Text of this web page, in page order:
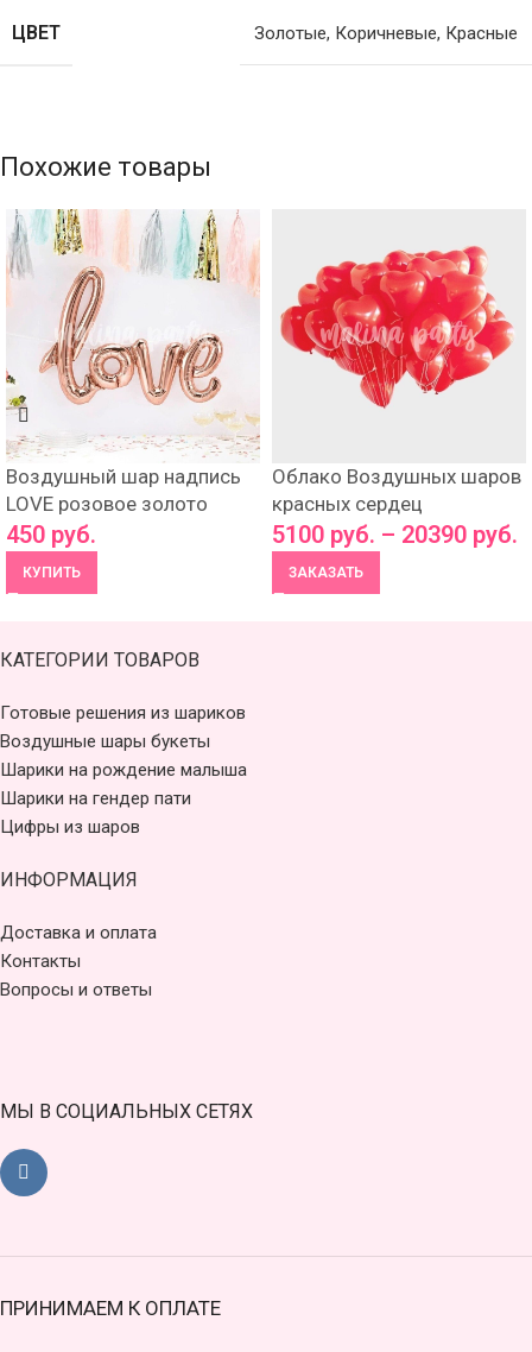
ЦВЕТ
Золотые, Коричневые, Красные
Похожие товары
Воздушный шар надпись
LOVE розовое золото
450 руб.
КУПИТЬ
Облако Воздушных шаров
красных сердец
5100 руб. – 20390 руб.
ЗАКАЗАТЬ
КАТЕГОРИИ ТОВАРОВ
Готовые решения из шариков
Воздушные шары букеты
Шарики на рождение малыша
Шарики на гендер пати
Цифры из шаров
ИНФОРМАЦИЯ
Доставка и оплата
Контакты
Вопросы и ответы
МЫ В СОЦИАЛЬНЫХ СЕТЯХ
ПРИНИМАЕМ К ОПЛАТЕ